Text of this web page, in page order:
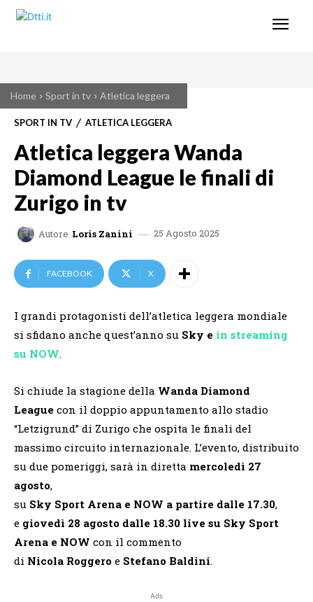
Home Sport in tv Atletica leggera
SPORT IN TV ATLETICA LEGGERA
Atletica leggera Wanda
Diamond League le finali di
Zurigo in tv
Autore Loris Zanini 25 Agosto 2025
FACEBOOK X
I grandi protagonisti dell’atletica leggera mondiale
si sfidano anche quest’anno su Sky e in streaming
su NOW.
Si chiude la stagione della Wanda Diamond
League con il doppio appuntamento allo stadio
“Letzigrund” di Zurigo che ospita le finali del
massimo circuito internazionale. L’evento, distribuito
su due pomeriggi, sarà in diretta mercoledì 27
agosto,
su Sky Sport Arena e NOW a partire dalle 17.30,
e giovedì 28 agosto dalle 18.30 live su Sky Sport
Arena e NOW con il commento
di Nicola Roggero e Stefano Baldini.
Ads